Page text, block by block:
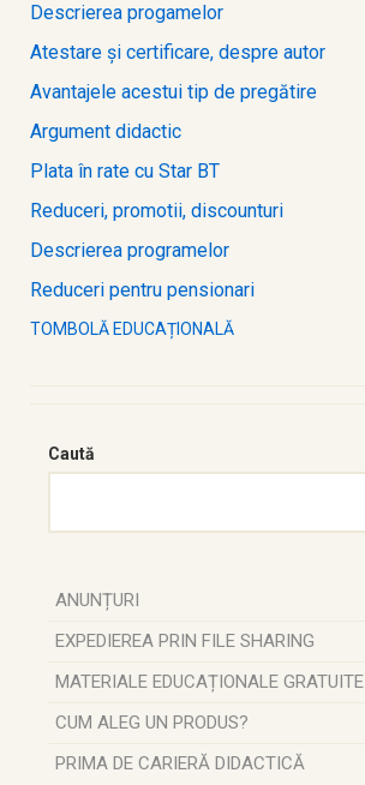
Descrierea progamelor
Atestare și certificare, despre autor
Avantajele acestui tip de pregătire
Argument didactic
Plata în rate cu Star BT
Reduceri, promotii, discounturi
Descrierea programelor
Reduceri pentru pensionari
TOMBOLĂ EDUCAȚIONALĂ
Caută
ANUNȚURI
EXPEDIEREA PRIN FILE SHARING
MATERIALE EDUCAȚIONALE GRATUITE
CUM ALEG UN PRODUS?
PRIMA DE CARIERĂ DIDACTICĂ